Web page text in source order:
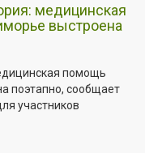
медицинская
выстроена
помощь
поэтапно, сообщает
участников